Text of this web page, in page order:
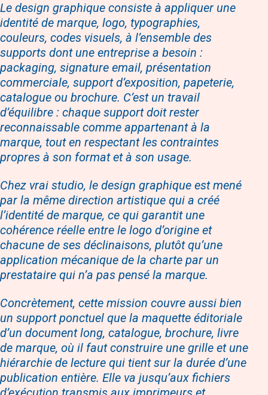
Le design graphique consiste à appliquer une
identité de marque, logo, typographies,
couleurs, codes visuels, à l’ensemble des
supports dont une entreprise a besoin :
packaging, signature email, présentation
commerciale, support d’exposition, papeterie,
catalogue ou brochure. C’est un travail
d’équilibre : chaque support doit rester
reconnaissable comme appartenant à la
marque, tout en respectant les contraintes
propres à son format et à son usage.
Chez vrai studio, le design graphique est mené
par la même direction artistique qui a créé
l’identité de marque, ce qui garantit une
cohérence réelle entre le logo d’origine et
chacune de ses déclinaisons, plutôt qu’une
application mécanique de la charte par un
prestataire qui n’a pas pensé la marque.
Concrètement, cette mission couvre aussi bien
un support ponctuel que la maquette éditoriale
d’un document long, catalogue, brochure, livre
de marque, où il faut construire une grille et une
hiérarchie de lecture qui tient sur la durée d’une
publication entière. Elle va jusqu’aux fichiers